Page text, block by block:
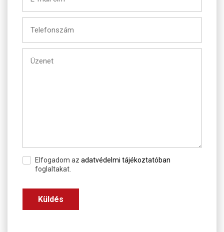
Elfogadom az adatvédelmi tájékoztatóban
foglaltakat.
Küldés